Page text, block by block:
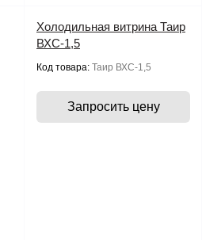
Холодильная витрина Таир
ВХС-1,5
Код товара: Таир ВХС-1,5
Запросить цену